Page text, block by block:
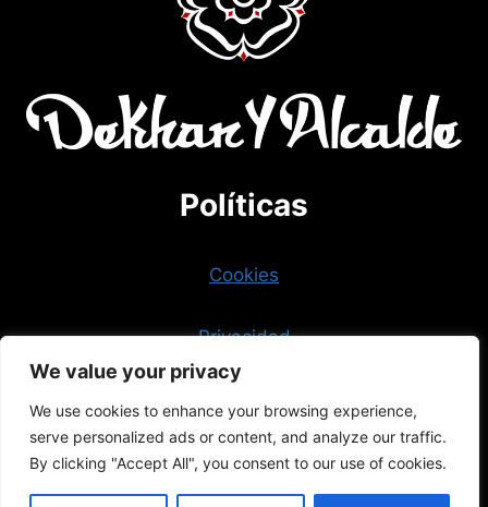
We value your privacy
We use cookies to enhance your browsing experience,
serve personalized ads or content, and analyze our traffic.
By clicking "Accept All", you consent to our use of cookies.
Políticas
Cookies
Privacidad
Aviso legal